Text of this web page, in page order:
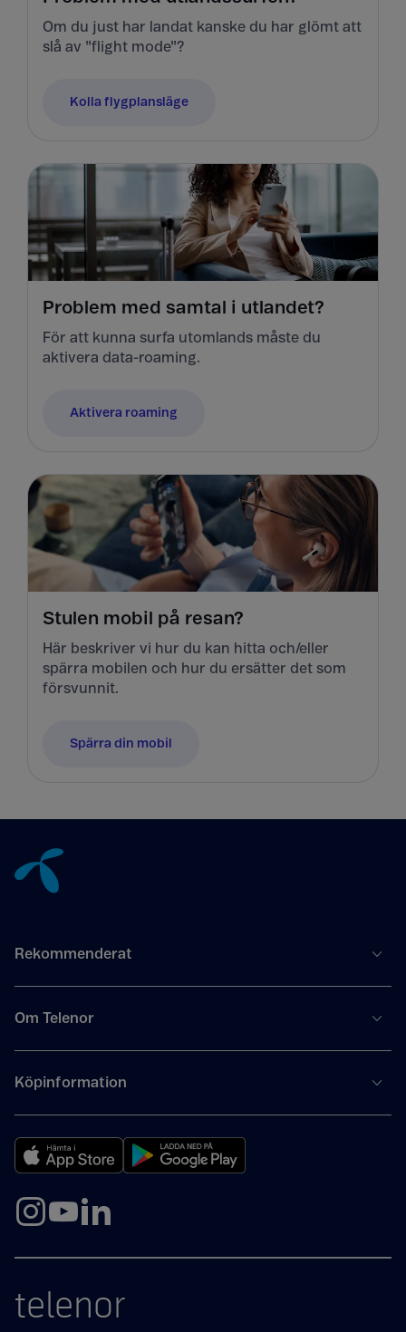
Om du just har landat kanske du har glömt att
slå av "flight mode"?
Kolla flygplansläge
Problem med samtal i utlandet?
För att kunna surfa utomlands måste du
aktivera data-roaming.
Aktivera roaming
Stulen mobil på resan?
Här beskriver vi hur du kan hitta och/eller
spärra mobilen och hur du ersätter det som
försvunnit.
Spärra din mobil
Rekommenderat
Om Telenor
Köpinformation
telenor